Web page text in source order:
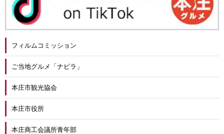
フィルムコミッション
ご当地グルメ「ナピラ」
本庄市観光協会
本庄市役所
本庄商工会議所青年部